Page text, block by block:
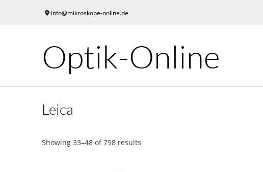
content
info@mikroskope-online.de
Optik-Online
Leica
Showing 33–48 of 798 results